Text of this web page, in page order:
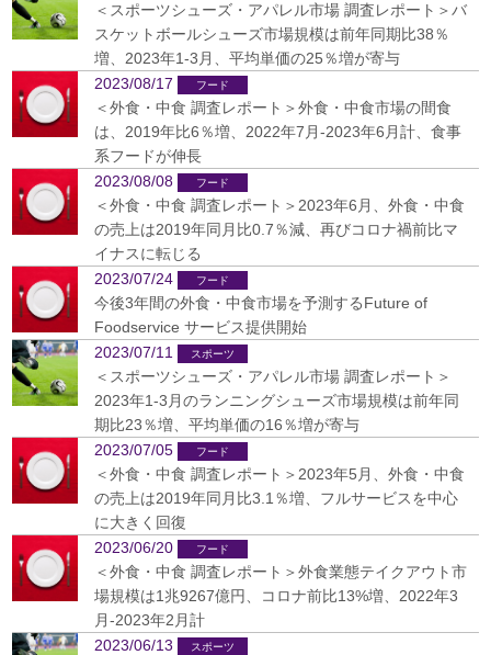
＜スポーツシューズ・アパレル市場 調査レポート＞バ
スケットボールシューズ市場規模は前年同期比38％
増、2023年1-3月、平均単価の25％増が寄与
2023/08/17
＜外食・中食 調査レポート＞外食・中食市場の間食
は、2019年比6％増、2022年7月-2023年6月計、食事
系フードが伸長
2023/08/08
＜外食・中食 調査レポート＞2023年6月、外食・中食
の売上は2019年同月比0.7％減、再びコロナ禍前比マ
イナスに転じる
2023/07/24
今後3年間の外食・中食市場を予測するFuture of
Foodservice サービス提供開始
2023/07/11
＜スポーツシューズ・アパレル市場 調査レポート＞
2023年1-3月のランニングシューズ市場規模は前年同
期比23％増、平均単価の16％増が寄与
2023/07/05
＜外食・中食 調査レポート＞2023年5月、外食・中食
の売上は2019年同月比3.1％増、フルサービスを中心
に大きく回復
2023/06/20
＜外食・中食 調査レポート＞外食業態テイクアウト市
場規模は1兆9267億円、コロナ前比13%増、2022年3
月-2023年2月計
2023/06/13